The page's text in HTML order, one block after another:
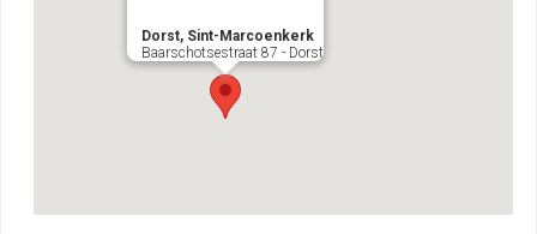
Dorst, Sint-Marcoenkerk
Baarschotsestraat 87 - Dorst